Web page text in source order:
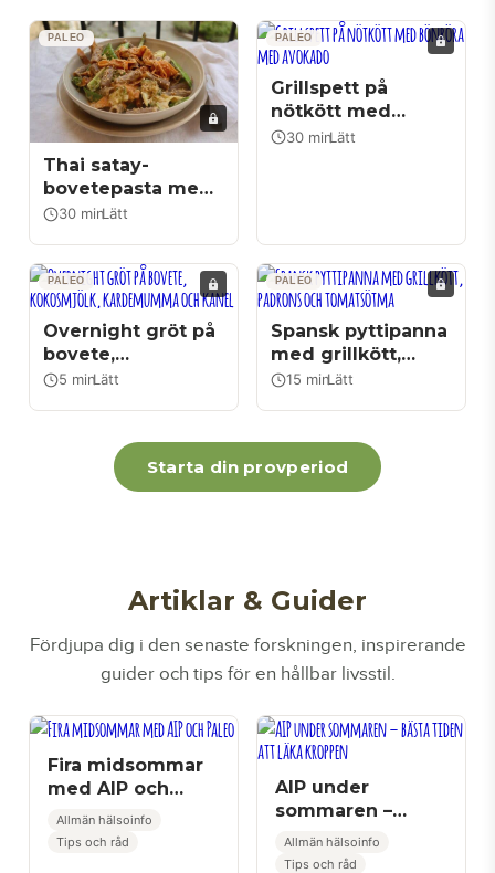
PALEO
Thai satay-
bovetepasta med
krispiga grönsaker
30 min|Lätt
PALEO
Grillspett på
nötkött med
bönröra med
30 min|Lätt
PALEO
Overnight gröt på
bovete,
kokosmjölk,
5 min|Lätt
PALEO
Spansk pyttipanna
med grillkött,
padrons och
15 min|Lätt
Starta din provperiod
Artiklar & Guider
Fördjupa dig i den senaste forskningen, inspirerande
guider och tips för en hållbar livsstil.
Fira midsommar
med AIP och
Paleo
Allmän hälsoinfo
Tips och råd
AIP under
sommaren –
bästa tiden att
läka kroppen
Allmän hälsoinfo
Tips och råd